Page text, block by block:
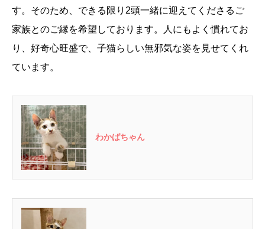
す。そのため、できる限り2頭一緒に迎えてくださるご
家族とのご縁を希望しております。人にもよく慣れてお
り、好奇心旺盛で、子猫らしい無邪気な姿を見せてくれ
ています。
わかばちゃん